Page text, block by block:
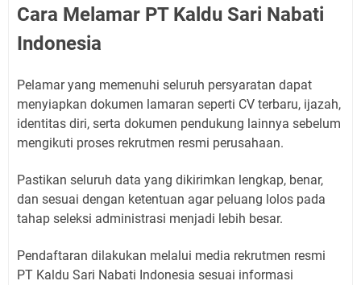
Cara Melamar PT Kaldu Sari Nabati
Indonesia
Pelamar yang memenuhi seluruh persyaratan dapat
menyiapkan dokumen lamaran seperti CV terbaru, ijazah,
identitas diri, serta dokumen pendukung lainnya sebelum
mengikuti proses rekrutmen resmi perusahaan.
Pastikan seluruh data yang dikirimkan lengkap, benar,
dan sesuai dengan ketentuan agar peluang lolos pada
tahap seleksi administrasi menjadi lebih besar.
Pendaftaran dilakukan melalui media rekrutmen resmi
PT Kaldu Sari Nabati Indonesia sesuai informasi